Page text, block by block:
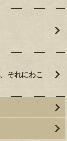
それにわこ